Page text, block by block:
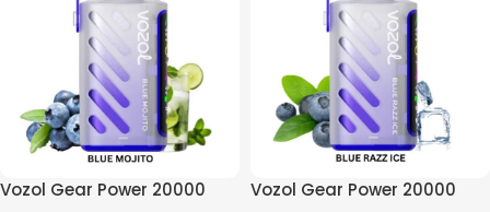
Vozol Gear Power 20000
Vozol Gear Power 20000